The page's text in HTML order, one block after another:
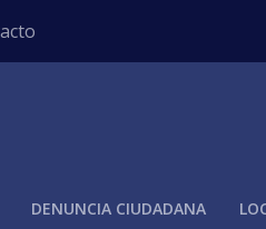
DENUNCIA CIUDADANA